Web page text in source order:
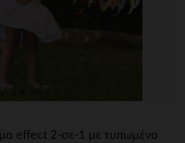
effect 2-σε-1 με τυπωμένο